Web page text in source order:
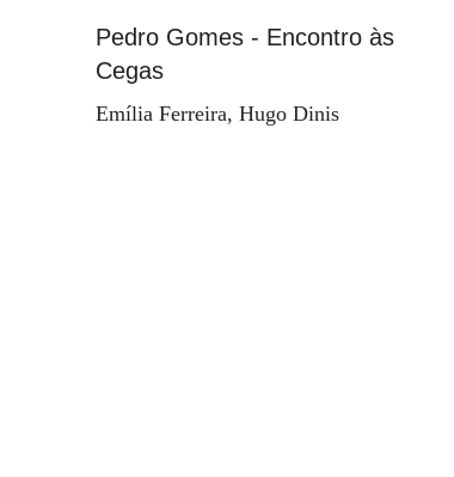
Pedro Gomes - Encontro às
Cegas
Emília Ferreira, Hugo Dinis